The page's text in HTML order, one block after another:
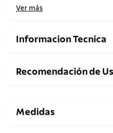
Ver más
Informacion Tecnica
Recomendación de
Medidas